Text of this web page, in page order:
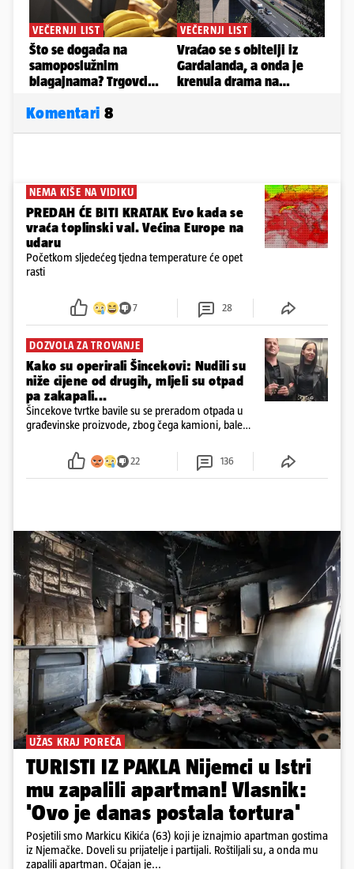
Komentari 8
NEMA KIŠE NA VIDIKU
PREDAH ĆE BITI KRATAK Evo kada se
vraća toplinski val. Većina Europe na
udaru
Početkom sljedećeg tjedna temperature će opet
rasti
7 28
DOZVOLA ZA TROVANJE
Kako su operirali Šincekovi: Nudili su
niže cijene od drugih, mljeli su otpad
pa zakapali...
Šincekove tvrtke bavile su se preradom otpada u
građevinske proizvode, zbog čega kamioni, bale
22 136
UŽAS KRAJ POREČA
TURISTI IZ PAKLA Nijemci u Istri
mu zapalili apartman! Vlasnik:
'Ovo je danas postala tortura'
Posjetili smo Markicu Kikića (63) koji je iznajmio apartman gostima
iz Njemačke. Doveli su prijatelje i partijali. Roštiljali su, a onda mu
zapalili apartman. Očajan je...